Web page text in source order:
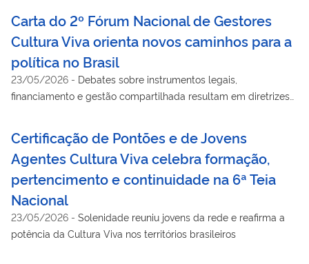
Carta do 2º Fórum Nacional de Gestores
Cultura Viva orienta novos caminhos para a
política no Brasil
23/05/2026 - Debates sobre instrumentos legais,
financiamento e gestão compartilhada resultam em diretrizes
Certificação de Pontões e de Jovens
Agentes Cultura Viva celebra formação,
pertencimento e continuidade na 6ª Teia
Nacional
23/05/2026 - Solenidade reuniu jovens da rede e reafirma a
potência da Cultura Viva nos territórios brasileiros